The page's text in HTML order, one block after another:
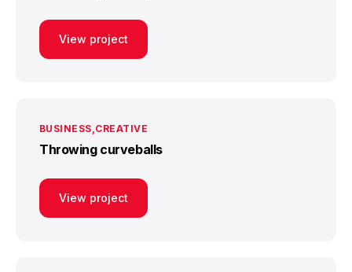
View project
BUSINESS CREATIVE
Throwing curveballs
View project